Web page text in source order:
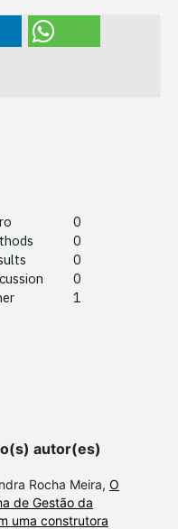
0
0
0
0
1
Intro
autor(es)
Rocha Meira, O
de Gestão da
uma construtora